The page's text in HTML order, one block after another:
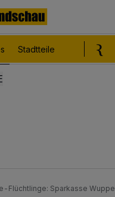
Stadtteile
Flüchtlinge: Sparkasse